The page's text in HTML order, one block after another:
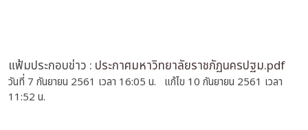
แฟ้มประกอบข่าว : ประกาศมหาวิทยาลัยราชภัฏนครปฐม.pdf
วันที่ 7 กันยายน 2561 เวลา 16:05 น. แก้ไข 10 กันยายน 2561 เวลา
11:52 น.